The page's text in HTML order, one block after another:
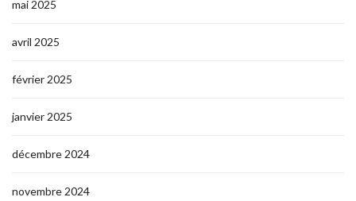
mai 2025
avril 2025
février 2025
janvier 2025
décembre 2024
novembre 2024